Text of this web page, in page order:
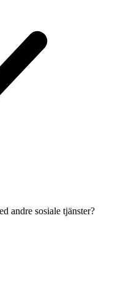
andre sosiale tjänster?